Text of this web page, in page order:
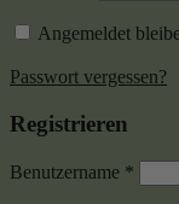
Angemeldet
Passwort vergessen?
Registrieren
Benutzername *